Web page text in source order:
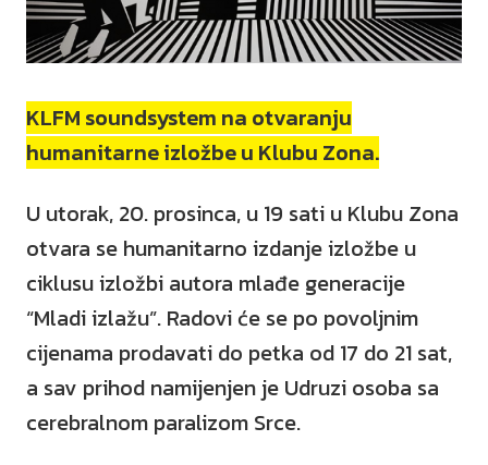
KLFM soundsystem na otvaranju
humanitarne izložbe u Klubu Zona.
U utorak, 20. prosinca, u 19 sati u Klubu Zona
otvara se humanitarno izdanje izložbe u
ciklusu izložbi autora mlađe generacije
“Mladi izlažu”. Radovi će se po povoljnim
cijenama prodavati do petka od 17 do 21 sat,
a sav prihod namijenjen je Udruzi osoba sa
cerebralnom paralizom Srce.